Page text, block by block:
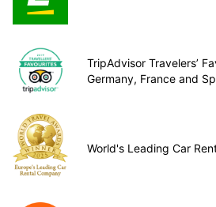
TripAdvisor Travelers’
Germany, France and
World's Leading Car